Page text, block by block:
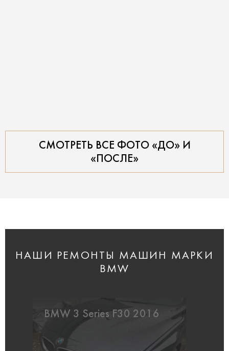
СМОТРЕТЬ ВСЕ ФОТО «ДО» И
«ПОСЛЕ»
НАШИ РЕМОНТЫ МАШИН МАРКИ
BMW
BMW 3 Series F30 2016